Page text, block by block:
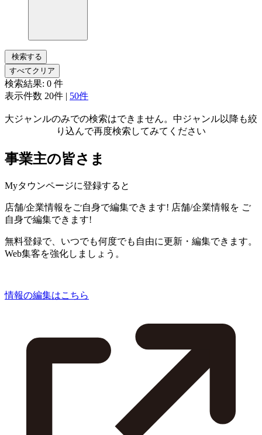
検索する
すべてクリア
検索結果: 0 件
表示件数 20件 | 50件
大ジャンルのみでの検索はできません。中ジャンル以降も絞
り込んで再度検索してみてください
事業主の皆さま
Myタウンページに登録すると
店舗/企業情報をご自身で編集できます! 店舗/企業情報を ご
自身で編集できます!
無料登録で、いつでも何度でも自由に更新・編集できます。
Web集客を強化しましょう。
情報の編集はこちら